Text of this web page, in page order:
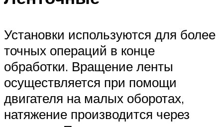
Установки используются для более
точных операций в конце
обработки. Вращение ленты
осуществляется при помощи
двигателя на малых оборотах,
натяжение производится через